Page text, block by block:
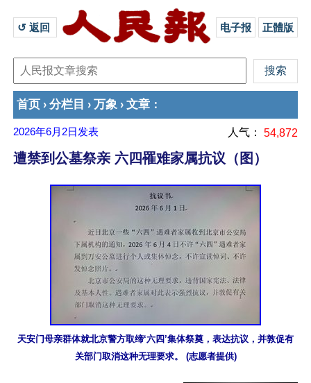
↺ 返回 电子报 正體版
首页 › 分栏目 › 万象 › 文章 ：
2026年6月2日 发表 人气： 54,872
遭禁到公墓祭亲 六四罹难家属抗议（图）
天安门母亲群体就北京警方取缔‘六四’集体祭奠，表达抗议，并敦促有
关部门取消这种无理要求。 (志愿者提供)